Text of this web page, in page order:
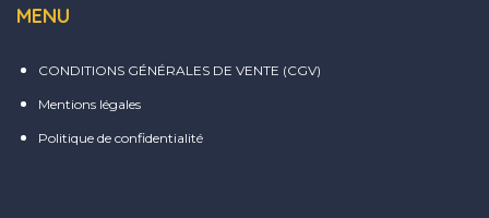
MENU
CONDITIONS GÉNÉRALES DE VENTE (CGV)
Mentions légales
Politique de confidentialité